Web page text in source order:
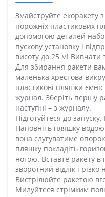
Змайструйте екоракету
порожніх пластикових
допомогою деталей
пускову установку і
висоту до 25 м! Вивчати
Для збирання ракети
маленька хрестова
пластикові пляшки
журнал. Зберіть першу
наступні – з журналу.
Підготуйтеся до
Наповніть пляшку водою
вона слугуватиме
пляшку покладіть
ногою. Вставте ракету в
зворотний відлік і
Вистрілюйте ракетою
Милуйтеся стрімким